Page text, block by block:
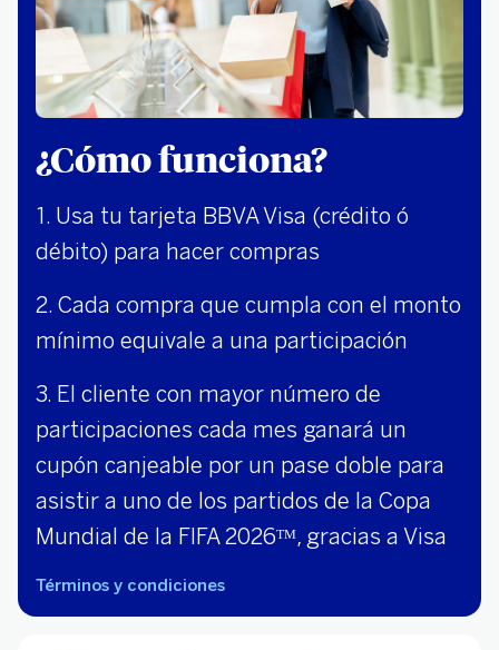
¿Cómo funciona?
1. Usa tu tarjeta BBVA Visa (crédito ó
débito) para hacer compras
2. Cada compra que cumpla con el monto
mínimo equivale a una participación
3. El cliente con mayor número de
participaciones cada mes ganará un
cupón canjeable por un pase doble para
asistir a uno de los partidos de la Copa
Mundial de la FIFA 2026ᵀᴹ, gracias a Visa
Términos y condiciones